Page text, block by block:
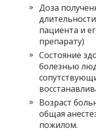
Доза
пациента и
препарату)
Состояние
болезнью
Возраст
общая
пожилом.